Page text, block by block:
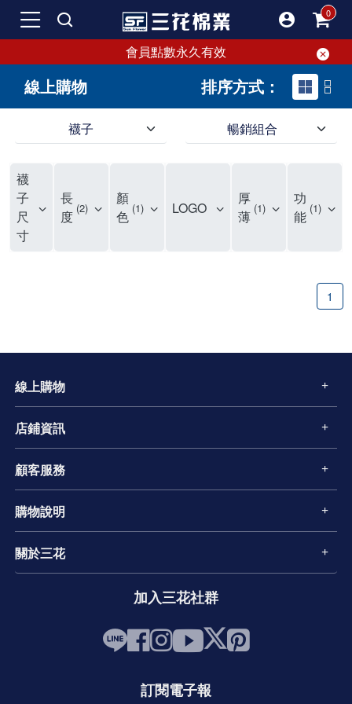
會員點數永久有效
線上購物 排序方式：
襪子 暢銷組合
襪
子
尺
寸
長
度 2
顏
色 1 LOGO
厚
薄 1
功
能 1
1
線上購物
店鋪資訊
顧客服務
購物說明
關於三花
加入三花社群
訂閱電子報